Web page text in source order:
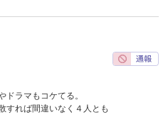
ドラマもコケてる。
すれば間違いなく４人とも